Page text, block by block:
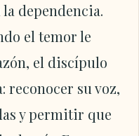
dependencia.
el temor le
el discípulo
reconocer su voz,
y permitir que